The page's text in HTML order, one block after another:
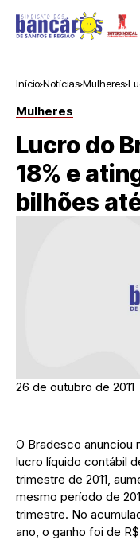
Início Notícias Mulheres
Mulheres
Lucro do
18% e
bilhões
26 de outubro de 2011
O Bradesco anunciou
lucro líquido contábil
trimestre de 2011,
mesmo período de
trimestre. No
ano, o ganho foi de